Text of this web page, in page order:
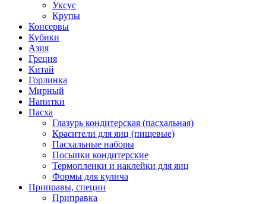
Уксус
Крупы
Консервы
Кубики
Азия
Греция
Китай
Горлинка
Мирный
Напитки
Пасха
Глазурь кондитерская (пасхальная)
Красители для яиц (пищевые)
Пасхальные наборы
Посыпки кондитерские
Термопленки и наклейки для яиц
Формы для кулича
Приправы, специи
Приправка